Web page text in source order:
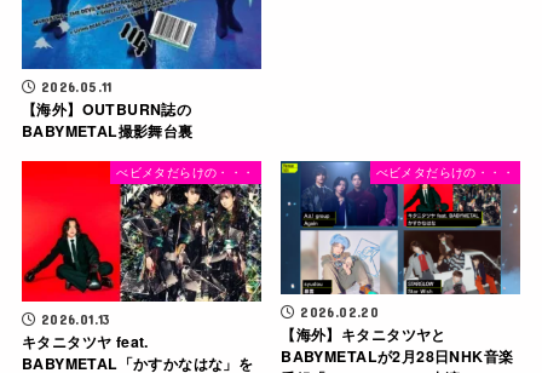
2026.05.11
【海外】OUTBURN誌の
BABYMETAL撮影舞台裏
べビメタだらけの・・・
2026.01.13
キタニタツヤ feat.
BABYMETAL「かすかなはな」を
べビメタだらけの・・・
2026.02.20
【海外】キタニタツヤと
BABYMETALが2月28日NHK音楽